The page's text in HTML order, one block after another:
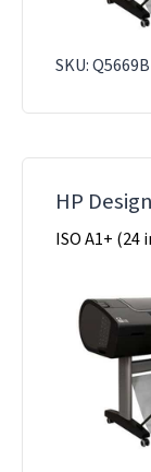
SKU: Q5669B
HP
ISO A1+ (24